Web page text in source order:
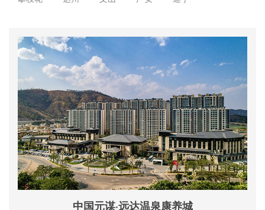
中国元谋·远达温泉康养城